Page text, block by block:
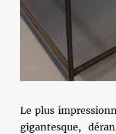
Le plus
gigantesque,